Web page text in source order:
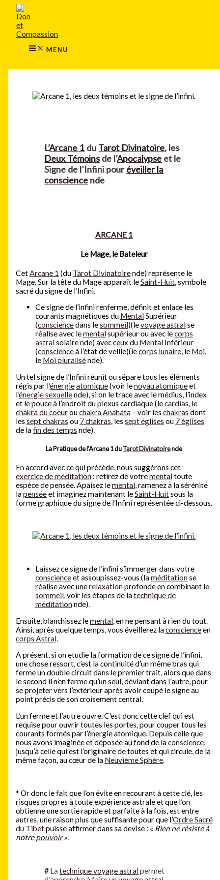
Aller
contenu
MENU
L’Arcane 1 du Tarot Divinatoire, les
Deux Témoinsde l’Apocalypse et le
Signe de l’Infini pouréveiller la
conscience nde
ARCANE 1
Le Mage, le Bateleur
Cet Arcane 1 (du Tarot Divinatoirende) représente le
Mage. Sur la tête du Mage apparaît leSaint-Huit, symbole
sacré du signe de l’Infini.
Ce signe de l’infini renferme, définit et enlace les
courants magnétiques du MentalSupérieur
(consciencedans lesommeil)(levoyage astralse
réalise avec lementalsupérieur ou avec lecorps
astralsolaire nde) avec ceux du MentalInférieur
(conscienceà l’état de veille)(lecorps lunaire, le Moi,
le Moi pluralisénde).
Un tel signe de l’Infini réunit ou sépare tous les éléments
régis par l’énergieatomique(voir lenoyau atomiqueet
l’énergie sexuellende), si on le trace avec le médius, l’index
et le pouce à l’endroit du plexus cardiaque (lecardias , le
chakra du coeurouchakra Anahata– voir les chakras dont
les sept chakras ou 7 chakras , les sept églises ou 7 églises
de lafin des temps nde).
La Pratique de l’Arcane 1 duTarot Divinatoirende
En accord avec ce qui précède, nous suggérons cet
exercice de méditation: retirez de votrementaltoute
espèce de pensée. Apaisez lemental, ramenez à la sérénité
lapenséeet imaginez maintenant leSaint-Huitsous la
forme graphique du signe de l’Infini représentée ci-dessous.
Laissez ce signe de l’infini s’immerger dans votre
conscienceet assoupissez-vous (laméditationse
réalise avec unerelaxationprofonde en combinant le
sommeil, voir les étapes de latechnique de
méditationnde).
Ensuite, blanchissez lemental, en ne pensant à rien du tout.
Ainsi, après quelque temps, vous éveillerez laconscienceen
corps Astral.
A présent, si on etudie la formation de ce signe de l’infini,
une chose ressort, c’est la continuité d’un même bras qui
ferme un double circuit dans le premier trait, alors que dans
le second il n’en ferme qu’un seul, déviant dans l’autre, pour
se projeter vers l’extérieur après avoir coupé le signe au
point précis de son croisement central.
L’un ferme et l’autre ouvre. C’est donc cette clef qui est
requise pour ouvrir toutes les portes, pour couper tous les
courants formés par l’énergie atomique. Depuis celle que
nous avons imaginée et déposée au fond de laconscience,
jusqu’à celle qui est l’originaire de toutes et qui circule, de la
même façon, au cœur de la Neuvième Sphère.
* Or donc le fait que l’on évite en recourant à cette clé, les
risques propres à toute expérience astrale et que l’on
obtienne une sortie rapide et parfaite à la fois, est entre
autres, une raison plus que suffisante pour que l’Ordre Sacré
du Tibetpuisse affirmer dans sa devise : « Rien ne résiste à
notrepouvoir».
# Latechnique voyage astralpermet